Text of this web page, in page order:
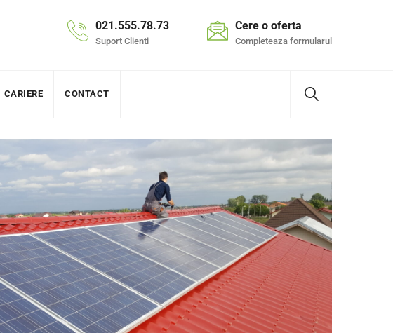
021.555.78.73
Suport Clienti
Cere o oferta
Completeaza formularul
CARIERE CONTACT